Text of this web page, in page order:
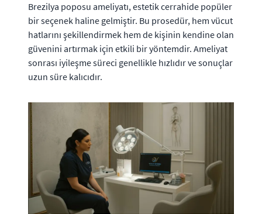
Brezilya poposu ameliyatı, estetik cerrahide popüler
bir seçenek haline gelmiştir. Bu prosedür, hem vücut
hatlarını şekillendirmek hem de kişinin kendine olan
güvenini artırmak için etkili bir yöntemdir. Ameliyat
sonrası iyileşme süreci genellikle hızlıdır ve sonuçlar
uzun süre kalıcıdır.